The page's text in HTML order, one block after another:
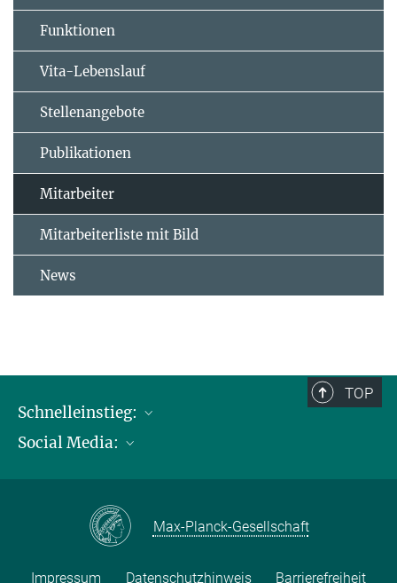
Funktionen
Vita-Lebenslauf
Stellenangebote
Publikationen
Mitarbeiter
Mitarbeiterliste mit Bild
News
TOP
Schnelleinstieg:
Publikationen
Kontakt und Anfahrtsbeschreibung
Social Media:
Max-Planck-Gesellschaft
Impressum Datenschutzhinweis Barrierefreiheit